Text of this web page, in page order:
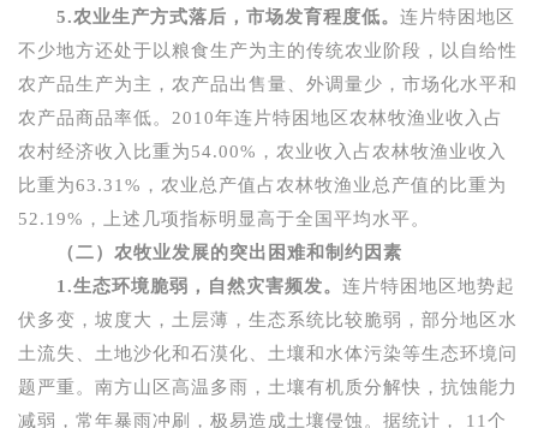
5.农业生产方式落后，市场发育程度低。 连片特困地区
不少地方还处于以粮食生产为主的传统农业阶段，以自给性
农产品生产为主，农产品出售量、外调量少，市场化水平和
农产品商品率低。 2010年连片特困地区农林牧渔业收入占
农村经济收入比重为54.00% ，农业收入占农林牧渔业收入
比重为63.31% ，农业总产值占农林牧渔业总产值的比重为
52.19% ，上述几项指标明显高于全国平均水平。
（二）农牧业发展的突出困难和制约因素
1.生态环境脆弱，自然灾害频发。 连片特困地区地势起
伏多变，坡度大，土层薄，生态系统比较脆弱，部分地区水
土流失、土地沙化和石漠化、土壤和水体污染等生态环境问
题严重。南方山区高温多雨，土壤有机质分解快，抗蚀能力
减弱，常年暴雨冲刷，极易造成土壤侵蚀。据统计，
11 个